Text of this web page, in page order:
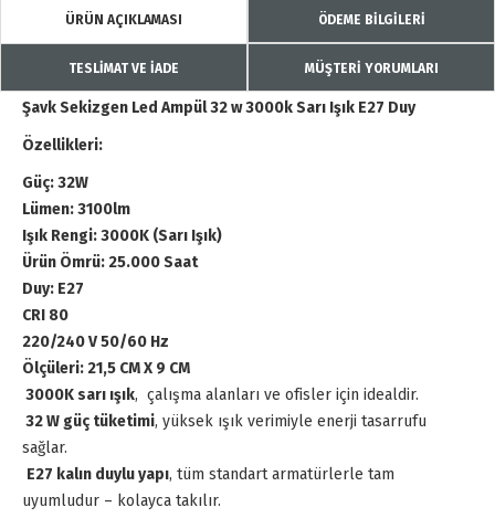
ÜRÜN AÇIKLAMASI ÖDEME BİLGİLERİ
TESLİMAT VE İADE MÜŞTERİ YORUMLARI
Şavk Sekizgen Led Ampül 32 w 3000k Sarı Işık E27 Duy
Özellikleri:
Güç: 32W
Lümen: 3100lm
Işık Rengi: 3000K (Sarı Işık)
Ürün Ömrü: 25.000 Saat
Duy: E27
CRI 80
220/240 V 50/60 Hz
Ölçüleri: 21,5 CM X 9 CM
3000K sarı ışık, çalışma alanları ve ofisler için idealdir.
32W güç tüketimi, yüksek ışık verimiyle enerji tasarrufu
sağlar.
E27 kalın duylu yapı, tüm standart armatürlerle tam
uyumludur – kolayca takılır.